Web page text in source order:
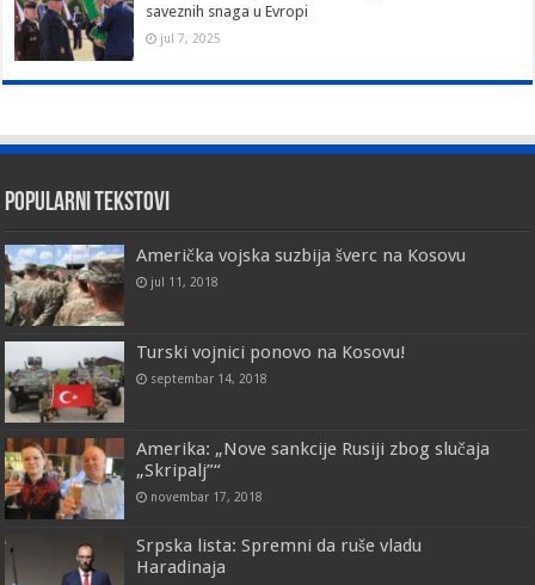
saveznih snaga u Evropi
jul 7, 2025
Popularni tekstovi
Američka vojska suzbija šverc na Kosovu
jul 11, 2018
Turski vojnici ponovo na Kosovu!
septembar 14, 2018
Amerika: „Nove sankcije Rusiji zbog slučaja
„Skripalj”“
novembar 17, 2018
Srpska lista: Spremni da ruše vladu
Haradinaja